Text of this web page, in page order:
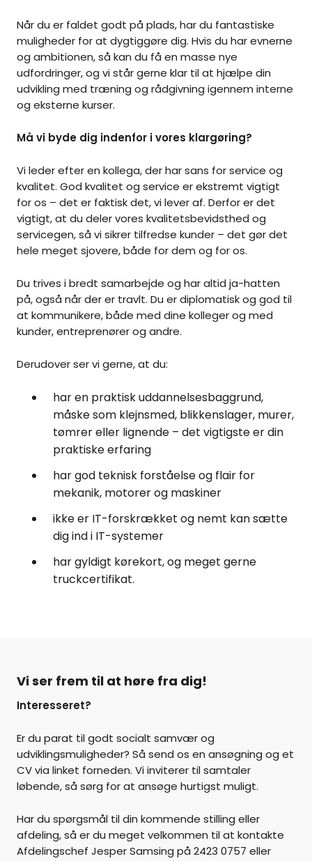
Når du er faldet godt på plads, har du fantastiske
muligheder for at dygtiggøre dig. Hvis du har evnerne
og ambitionen, så kan du få en masse nye
udfordringer, og vi står gerne klar til at hjælpe din
udvikling med træning og rådgivning igennem interne
og eksterne kurser.
Må vi byde dig indenfor i vores klargøring?
Vi leder efter en kollega, der har sans for service og
kvalitet. God kvalitet og service er ekstremt vigtigt
for os – det er faktisk det, vi lever af. Derfor er det
vigtigt, at du deler vores kvalitetsbevidsthed og
servicegen, så vi sikrer tilfredse kunder – det gør det
hele meget sjovere, både for dem og for os.
Du trives i bredt samarbejde og har altid ja-hatten
på, også når der er travlt. Du er diplomatisk og god til
at kommunikere, både med dine kolleger og med
kunder, entreprenører og andre.
Derudover ser vi gerne, at du:
har en praktisk uddannelsesbaggrund,
måske som klejnsmed, blikkenslager, murer,
tømrer eller lignende – det vigtigste er din
praktiske erfaring
har god teknisk forståelse og flair for
mekanik, motorer og maskiner
ikke er IT-forskrækket og nemt kan sætte
dig ind i IT-systemer
har gyldigt kørekort, og meget gerne
truckcertifikat.
Vi ser frem til at høre fra dig!
Interesseret?
Er du parat til godt socialt samvær og
udviklingsmuligheder? Så send os en ansøgning og et
CV via linket forneden. Vi inviterer til samtaler
løbende, så sørg for at ansøge hurtigst muligt.
Har du spørgsmål til din kommende stilling eller
afdeling, så er du meget velkommen til at kontakte
Afdelingschef Jesper Samsing på 2423 0757 eller